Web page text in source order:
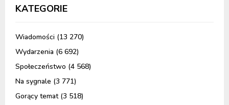
KATEGORIE
Wiadomości (13 270)
Wydarzenia (6 692)
Społeczeństwo (4 568)
Na sygnale (3 771)
Gorący temat(3 518)